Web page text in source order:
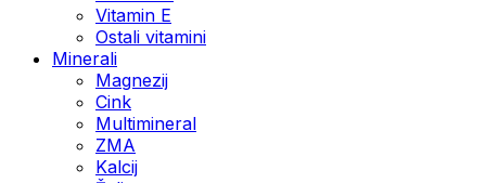
Vitamin E
Ostali vitamini
Minerali
Magnezij
Cink
Multimineral
ZMA
Kalcij